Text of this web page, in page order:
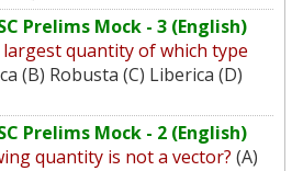
Prelims Mock - 3 (English)
quantity of which type
(B) Robusta (C) Liberica (D)
Prelims Mock - 2 (English)
quantity is not a vector? (A)